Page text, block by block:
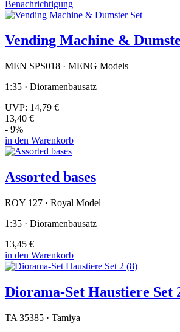
Benachrichtigung
Vending Machine &
MEN SPS018 · MENG Models
1:35 · Dioramenbausatz
UVP: 14,79 €
13,40 €
- 9%
in den Warenkorb
Assorted bases
ROY 127 · Royal Model
1:35 · Dioramenbausatz
13,45 €
in den Warenkorb
Diorama-Set Haustiere Set
TA 35385 · Tamiya